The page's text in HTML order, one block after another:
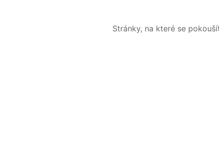
Stránky, na které se